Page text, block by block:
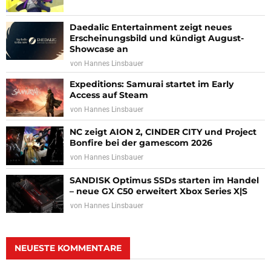
Daedalic Entertainment zeigt neues
Erscheinungsbild und kündigt August-
Showcase an
von Hannes Linsbauer
Expeditions: Samurai startet im Early
Access auf Steam
von Hannes Linsbauer
NC zeigt AION 2, CINDER CITY und Project
Bonfire bei der gamescom 2026
von Hannes Linsbauer
SANDISK Optimus SSDs starten im Handel
– neue GX C50 erweitert Xbox Series X|S
von Hannes Linsbauer
NEUESTE KOMMENTARE